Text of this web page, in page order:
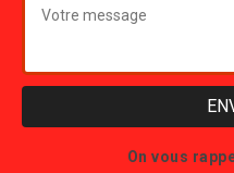
On vous